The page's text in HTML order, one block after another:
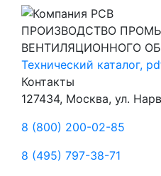
ПРОИЗВОДСТВО
ВЕНТИЛЯЦИОННОГО
Технический каталог,
Контакты
127434, Москва, ул.
8 (800) 200-02-85
8 (495) 797-38-71